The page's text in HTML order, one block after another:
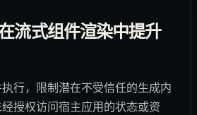
流式组件渲染中提升
行，限制潜在不受信任的生成内
授权访问宿主应用的状态或资